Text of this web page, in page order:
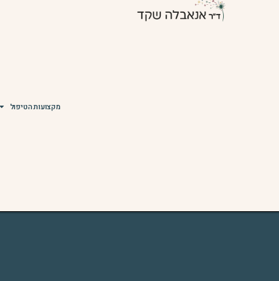
מקצועות הטיפול